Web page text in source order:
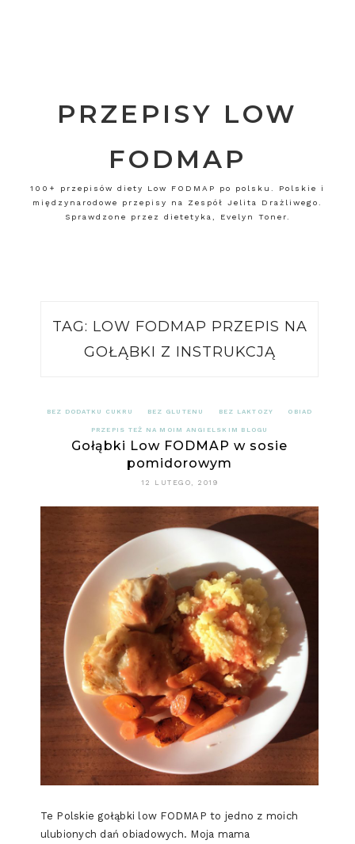
PRZEPISY LOW
FODMAP
100+ przepisów diety Low FODMAP po polsku. Polskie i
międzynarodowe przepisy na Zespół Jelita Drażliwego.
Sprawdzone przez dietetyka, Evelyn Toner.
TAG: LOW FODMAP PRZEPIS NA
GOŁĄBKI Z INSTRUKCJĄ
BEZ DODATKU CUKRU BEZ GLUTENU BEZ LAKTOZY OBIAD
PRZEPIS TEŻ NA MOIM ANGIELSKIM BLOGU
Gołąbki Low FODMAP w sosie
pomidorowym
12 LUTEGO, 2019
Te Polskie gołąbki low FODMAP to jedno z moich
ulubionych dań obiadowych. Moja mama